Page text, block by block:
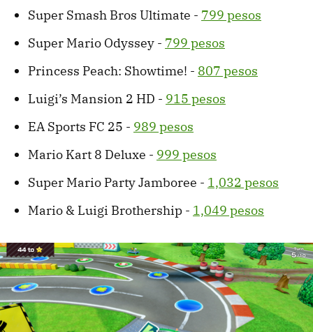
Super Smash Bros Ultimate - 799 pesos
Super Mario Odyssey - 799 pesos
Princess Peach: Showtime! - 807 pesos
Luigi’s Mansion 2 HD - 915 pesos
EA Sports FC 25 - 989 pesos
Mario Kart 8 Deluxe - 999 pesos
Super Mario Party Jamboree - 1,032 pesos
Mario & Luigi Brothership - 1,049 pesos